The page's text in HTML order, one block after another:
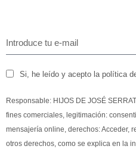
Si, he leído y acepto la política
Responsable: HIJOS DE JOSÉ
fines comerciales, legitimación:
mensajería online, derechos: Acceder,
otros derechos, como se explica en la